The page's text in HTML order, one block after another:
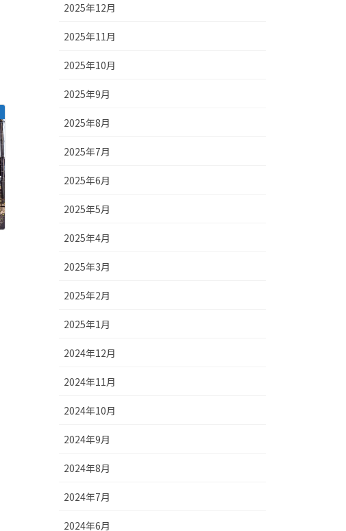
2025年12月
2025年11月
2025年10月
2025年9月
2025年8月
2025年7月
2025年6月
2025年5月
2025年4月
2025年3月
2025年2月
2025年1月
2024年12月
2024年11月
2024年10月
2024年9月
2024年8月
2024年7月
2024年6月